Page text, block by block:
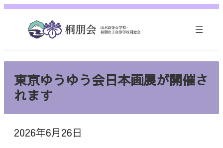
内
東京ゆうゆう会日本画展が開催さ
れます
2026年6月26日